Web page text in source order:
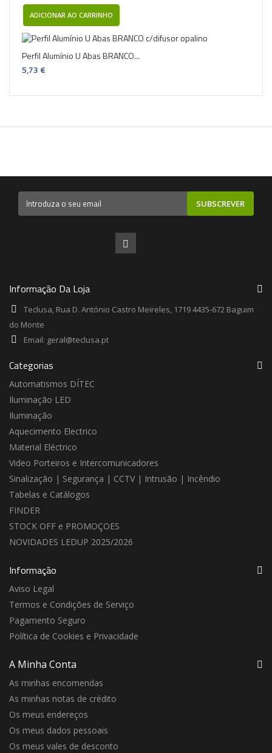
ADICIONAR AO CARRINHO
Perfil Alumínio U Abas BRANCO...
5,73 €
SUBSCREVER
Informação Da Loja
Teclusa, Rua D. António Castro Meireles, 1719 4435-672 Baguim
do Monte
Email: geral@teclusa.pt
Categorias
Automatismos DÍTEC
Iluminação LED
Iluminação
Aquecimento Electrico
Material Eléctrico
Video Porteiros e Intercomunicadores
Sinalização | Segurança | CCTV | Intrusão | Incêndio
Tabelas e Catálogos
FINDER
STOCK OFF e PROMOÇOES
NOVIDADES LEDUP 2025/2026
Informação
Aviso Legal
Termos e Condições de Serviço
Pagamento Seguro
Política de Cookies e Privacidade
A Minha Conta
As minhas encomendas
As minhas notas de crédito
Os meus endereços
Os meus dados pessoais
Os meus vales de desconto